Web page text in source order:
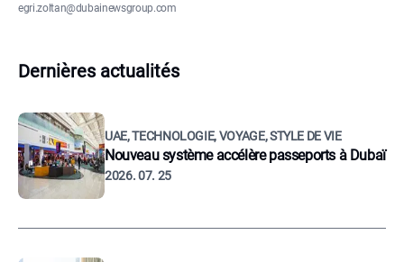
egri.zoltan@dubainewsgroup.com
Dernières actualités
UAE, TECHNOLOGIE, VOYAGE, STYLE DE VIE
Nouveau système accélère passeports à Dubaï
2026. 07. 25